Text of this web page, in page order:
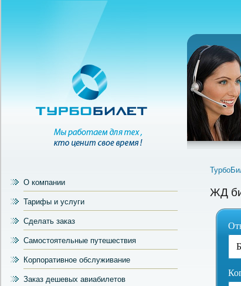
О компании
Тарифы и услуги
Сделать заказ
Самостоятельные путешествия
Корпоративное обслуживание
Заказ дешевых авиабилетов
ЖД